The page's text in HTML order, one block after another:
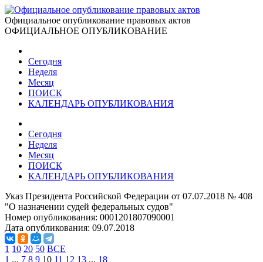
Официальное опубликование правовых актов
ОФИЦИАЛЬНОЕ ОПУБЛИКОВАНИЕ
Сегодня
Неделя
Месяц
ПОИСК
КАЛЕНДАРЬ ОПУБЛИКОВАНИЯ
Сегодня
Неделя
Месяц
ПОИСК
КАЛЕНДАРЬ ОПУБЛИКОВАНИЯ
Указ Президента Российской Федерации от 07.07.2018 № 408
"О назначении судей федеральных судов"
Номер опубликования: 0001201807090001
Дата опубликования: 09.07.2018
1 10 20 50 ВСЕ
1 ... 7 8 9 10 11 12 13 ... 18